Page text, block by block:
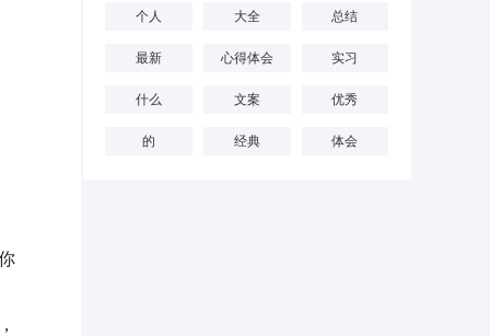
个人 大全 总结
最新 心得体会 实习
什么 文案 优秀
的 经典 体会